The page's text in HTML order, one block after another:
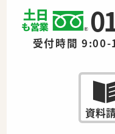
受付時間
資料